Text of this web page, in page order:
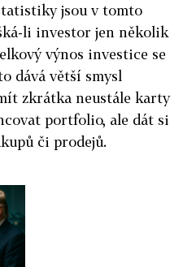
jsou v tomto
li investor jen několik
výnos investice se
dává větší smysl
zkrátka neustále karty
portfolio, ale dát si
či prodejů.